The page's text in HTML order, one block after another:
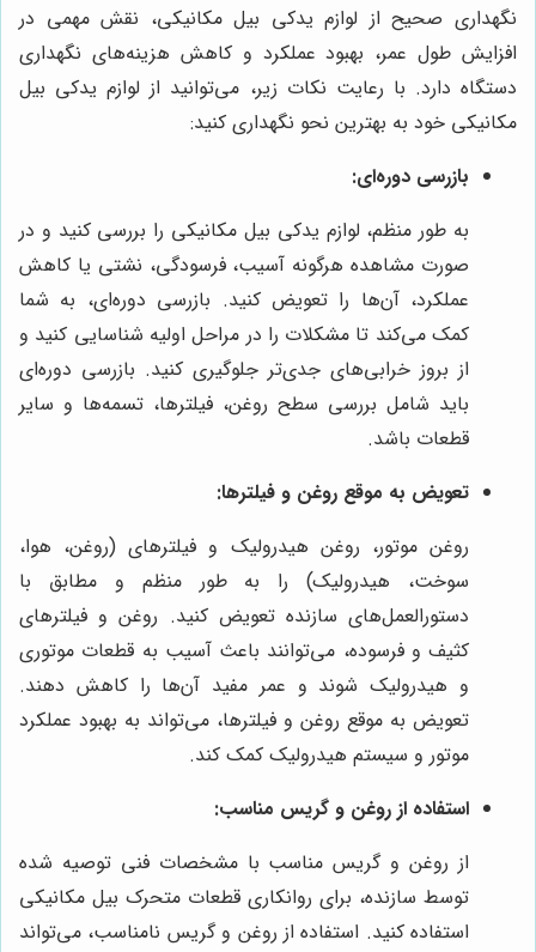
نگهداری صحیح از لوازم یدکی بیل مکانیکی، نقش مهمی در
افزایش طول عمر، بهبود عملکرد و کاهش هزینه‌های نگهداری
دستگاه دارد. با رعایت نکات زیر، می‌توانید از لوازم یدکی بیل
مکانیکی خود به بهترین نحو نگهداری کنید:
بازرسی دوره‌ای:
به طور منظم، لوازم یدکی بیل مکانیکی را بررسی کنید و در
صورت مشاهده هرگونه آسیب، فرسودگی، نشتی یا کاهش
عملکرد، آن‌ها را تعویض کنید. بازرسی دوره‌ای، به شما
کمک می‌کند تا مشکلات را در مراحل اولیه شناسایی کنید و
از بروز خرابی‌های جدی‌تر جلوگیری کنید. بازرسی دوره‌ای
باید شامل بررسی سطح روغن، فیلترها، تسمه‌ها و سایر
قطعات باشد.
تعویض به موقع روغن و فیلترها:
روغن موتور، روغن هیدرولیک و فیلترهای (روغن، هوا،
سوخت، هیدرولیک) را به طور منظم و مطابق با
دستورالعمل‌های سازنده تعویض کنید. روغن و فیلترهای
کثیف و فرسوده، می‌توانند باعث آسیب به قطعات موتوری
و هیدرولیک شوند و عمر مفید آن‌ها را کاهش دهند.
تعویض به موقع روغن و فیلترها، می‌تواند به بهبود عملکرد
موتور و سیستم هیدرولیک کمک کند.
استفاده از روغن و گریس مناسب:
از روغن و گریس مناسب با مشخصات فنی توصیه شده
توسط سازنده، برای روانکاری قطعات متحرک بیل مکانیکی
استفاده کنید. استفاده از روغن و گریس نامناسب، می‌تواند